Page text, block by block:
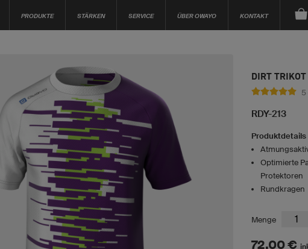
PRODUKTE STÄRKEN SERVICE ÜBER OWAYO KONTAKT
DIRT
5
RDY-213
Produktdetails
Optimierte
Protektoren
Rundkragen
Menge
72,00 €